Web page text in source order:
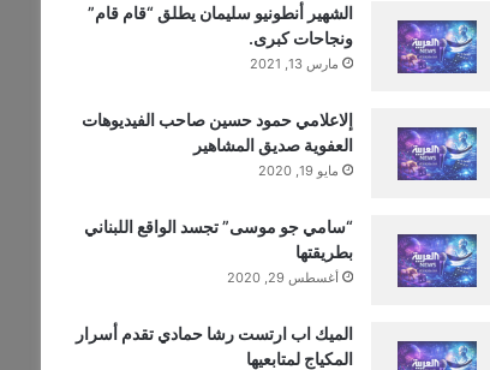
الشهير أنطونيو سليمان يطلق “قام قام”
ونجاحات كبرى.
مارس 13, 2021
إلاعلامي حمود حسين صاحب الفيديوهات
العفوية صديق المشاهير
مايو 19, 2020
“سامي جو موسى” تجسد الواقع اللبناني
بطريقتها
أغسطس 29, 2020
الميك اب ارتست رشا حمادي تقدم أسرار
المكياج لمتابعيها